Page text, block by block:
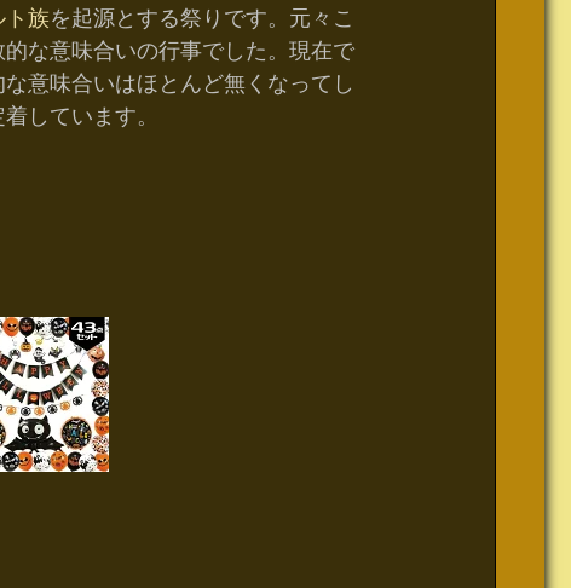
ト族を起源とする祭りです。元々こ
な意味合いの行事でした。現在で
意味合いはほとんど無くなってし
しています。